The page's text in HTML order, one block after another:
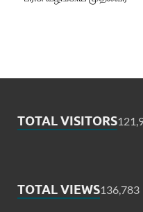
TOTAL VISITORS
TOTAL VIEWS136,783